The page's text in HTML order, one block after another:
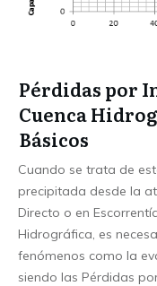
Pérdidas por
Cuenca
Básicos
Cuando se trata de
precipitada desde la
Directo o en
Hidrográfica, es
fenómenos como la
siendo las Pérdidas